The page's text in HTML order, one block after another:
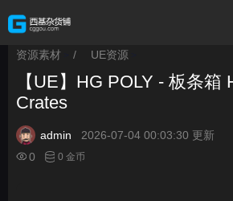
资源素材 / UE资源
【UE】HG POLY - 板条箱
Crates
admin
2026-07-04 00:03:30 更新
0
0 金币